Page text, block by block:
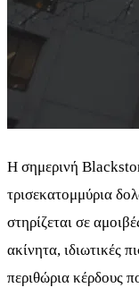
Η σημερινή
τρισεκατομμύρια
στηρίζεται σε
ακίνητα, ιδιωτικές
περιθώρια κέρδους